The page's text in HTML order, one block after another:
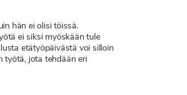
hän ei olisi töissä.
ei siksi myöskään tule
etätyöpäivästä voi silloin
työtä, jota tehdään eri